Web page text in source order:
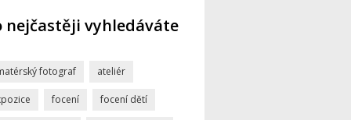
nejčastěji vyhledáváte
fotograf ateliér
focení focení dětí